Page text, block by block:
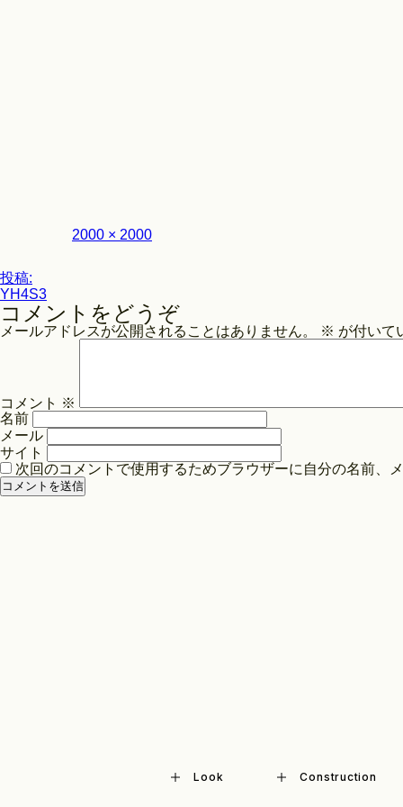
フ
2000 × 2000
投
稿
ナ
ビ
シ
ョ
ン
投稿:
YH4S3
コメントをどうぞ
メールアドレスが公開されることはありません。 ※ が付いて
コメント ※
名前
メール
サイト
次回のコメントで使用するためブラウザーに自分の名前、
Look Construction